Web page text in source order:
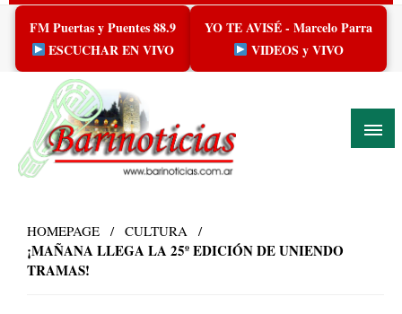
Skip
content
FM Puertas y Puentes 88.9
ESCUCHAR EN VIVO
YO TE AVISÉ - Marcelo Parra
VIDEOS y VIVO
HOMEPAGE CULTURA
¡MAÑANA LLEGA LA 25º EDICIÓN DE UNIENDO
TRAMAS!